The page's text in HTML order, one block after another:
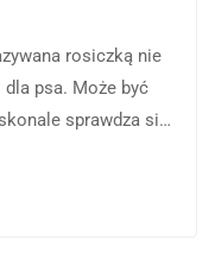
rosiczką nie
psa. Może być
sprawdza się